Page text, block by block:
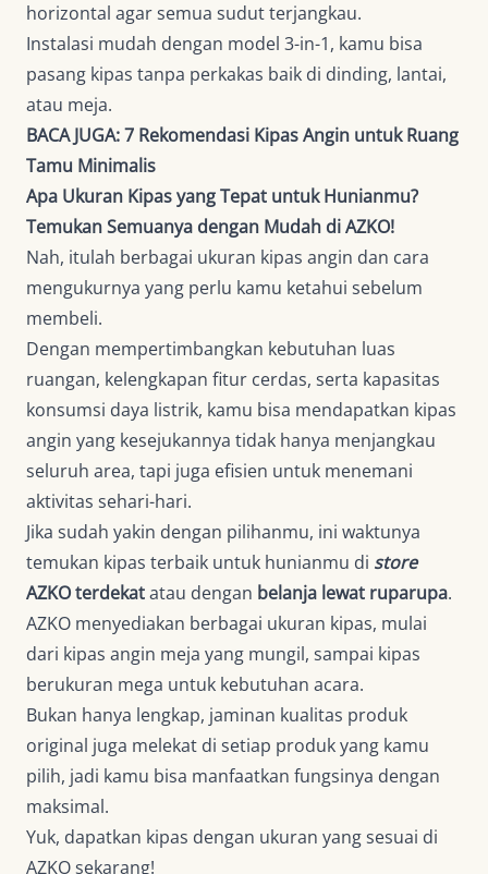
horizontal agar semua sudut terjangkau.
Instalasi mudah dengan model 3-in-1, kamu bisa
pasang kipas tanpa perkakas baik di dinding, lantai,
atau meja.
BACA JUGA:7 Rekomendasi Kipas Angin untuk Ruang
Tamu Minimalis
Apa Ukuran Kipas yang Tepat untuk Hunianmu?
Temukan Semuanya dengan Mudah di AZKO!
Nah, itulah berbagai ukuran kipas angin dan cara
mengukurnya yang perlu kamu ketahui sebelum
membeli.
Dengan mempertimbangkan kebutuhan luas
ruangan, kelengkapan fitur cerdas, serta kapasitas
konsumsi daya listrik, kamu bisa mendapatkan kipas
angin yang kesejukannya tidak hanya menjangkau
seluruh area, tapi juga efisien untuk menemani
aktivitas sehari-hari.
Jika sudah yakin dengan pilihanmu, ini waktunya
temukan kipas terbaik untuk hunianmu di store
AZKO terdekatatau dengan belanja lewat ruparupa.
AZKO menyediakan berbagai ukuran kipas, mulai
dari kipas angin meja yang mungil, sampai kipas
berukuran mega untuk kebutuhan acara.
Bukan hanya lengkap, jaminan kualitas produk
original juga melekat di setiap produk yang kamu
pilih, jadi kamu bisa manfaatkan fungsinya dengan
maksimal.
Yuk, dapatkan kipas dengan ukuran yang sesuai di
AZKO sekarang!